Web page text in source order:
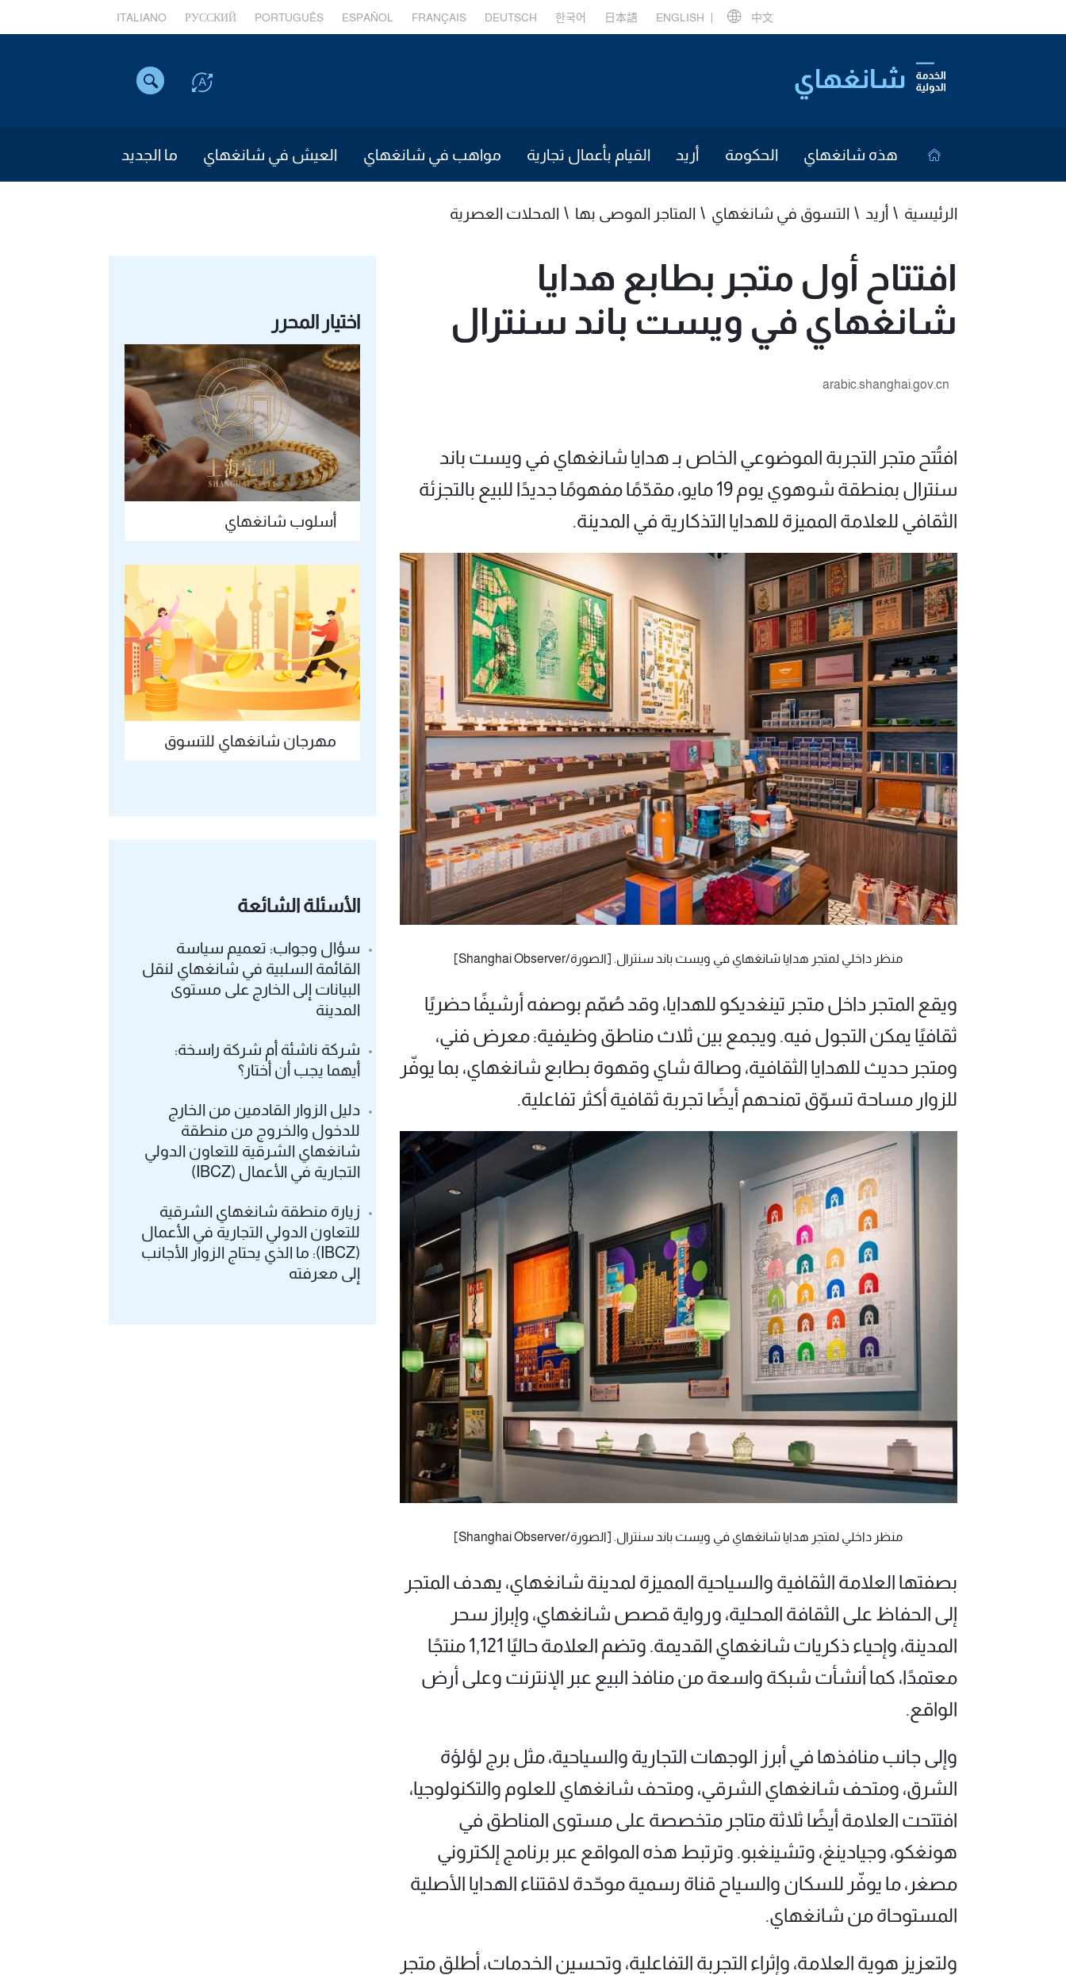
中文
ENGLISH
日本語
한국어
DEUTSCH
FRANÇAIS
ESPAÑOL
PORTUGUÊS
РУССКИЙ
ITALIANO
هذه شانغهاي الحكومة أريد القيام بأعمال تجارية مواهب في شانغهاي العيش في شانغهاي ما الجديد
الرئيسية أريد التسوق في شانغهاي المتاجر الموصى بها المحلات العصرية
افتتاح أول متجر بطابع هدايا
شانغهاي في ويست باند سنترال
arabic.shanghai.gov.cn
افتُتح متجر التجربة الموضوعي الخاص بـ هدايا شانغهاي في ويست باند
سنترال بمنطقة شوهوي يوم 19 مايو، مقدّمًا مفهومًا جديدًا للبيع بالتجزئة
الثقافي للعلامة المميزة للهدايا التذكارية في المدينة.
منظر داخلي لمتجر هدايا شانغهاي في ويست باند سنترال. [الصورة/Shanghai Observer]
ويقع المتجر داخل متجر تينغديكو للهدايا، وقد صُمّم بوصفه أرشيفًا حضريًا
ثقافيًا يمكن التجول فيه. ويجمع بين ثلاث مناطق وظيفية: معرض فني،
ومتجر حديث للهدايا الثقافية، وصالة شاي وقهوة بطابع شانغهاي، بما يوفّر
للزوار مساحة تسوّق تمنحهم أيضًا تجربة ثقافية أكثر تفاعلية.
منظر داخلي لمتجر هدايا شانغهاي في ويست باند سنترال. [الصورة/Shanghai Observer]
بصفتها العلامة الثقافية والسياحية المميزة لمدينة شانغهاي، يهدف المتجر
إلى الحفاظ على الثقافة المحلية، ورواية قصص شانغهاي، وإبراز سحر
المدينة، وإحياء ذكريات شانغهاي القديمة. وتضم العلامة حاليًا 1,121 منتجًا
معتمدًا، كما أنشأت شبكة واسعة من منافذ البيع عبر الإنترنت وعلى أرض
الواقع.
وإلى جانب منافذها في أبرز الوجهات التجارية والسياحية، مثل برج لؤلؤة
الشرق، ومتحف شانغهاي الشرقي، ومتحف شانغهاي للعلوم والتكنولوجيا،
افتتحت العلامة أيضًا ثلاثة متاجر متخصصة على مستوى المناطق في
هونغكو، وجيادينغ، وتشينغبو. وترتبط هذه المواقع عبر برنامج إلكتروني
مصغر، ما يوفّر للسكان والسياح قناة رسمية موحّدة لاقتناء الهدايا الأصلية
المستوحاة من شانغهاي.
ولتعزيز هوية العلامة، وإثراء التجربة التفاعلية، وتحسين الخدمات، أطلق متجر
اختيار المحرر
أسلوب شانغهاي
مهرجان شانغهاي للتسوق
الأسئلة الشائعة
سؤال وجواب: تعميم سياسة
القائمة السلبية في شانغهاي لنقل
البيانات إلى الخارج على مستوى
المدينة
شركة ناشئة أم شركة راسخة:
أيهما يجب أن أختار؟
دليل الزوار القادمين من الخارج
للدخول والخروج من منطقة
شانغهاي الشرقية للتعاون الدولي
التجارية في الأعمال (IBCZ)
زيارة منطقة شانغهاي الشرقية
للتعاون الدولي التجارية في الأعمال
(IBCZ): ما الذي يحتاج الزوار الأجانب
إلى معرفته